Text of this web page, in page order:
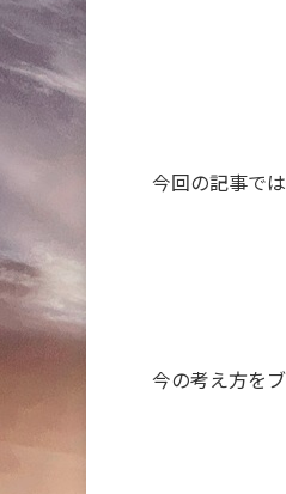
今回の記事では
今の考え方を